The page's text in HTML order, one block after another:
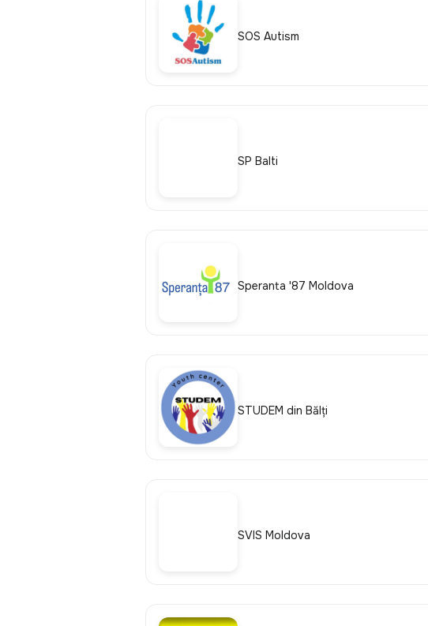
SOS Autism
SP Balti
Speranta '87 Moldova
STUDEM din Bălţi
SVIS Moldova